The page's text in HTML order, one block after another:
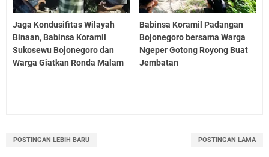
Jaga Kondusifitas Wilayah
Binaan, Babinsa Koramil
Sukosewu Bojonegoro dan
Warga Giatkan Ronda Malam
Babinsa Koramil Padangan
Bojonegoro bersama Warga
Ngeper Gotong Royong Buat
Jembatan
POSTINGAN LEBIH BARU POSTINGAN LAMA